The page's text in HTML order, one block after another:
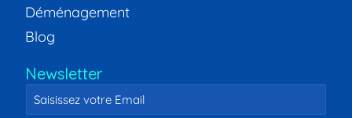
Déménagement
Blog
Newsletter